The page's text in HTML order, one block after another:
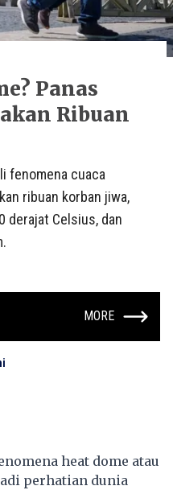
Panas
Ribuan
fenomena cuaca
ribuan korban jiwa,
derajat Celsius, dan
MORE
heat dome atau
perhatian dunia